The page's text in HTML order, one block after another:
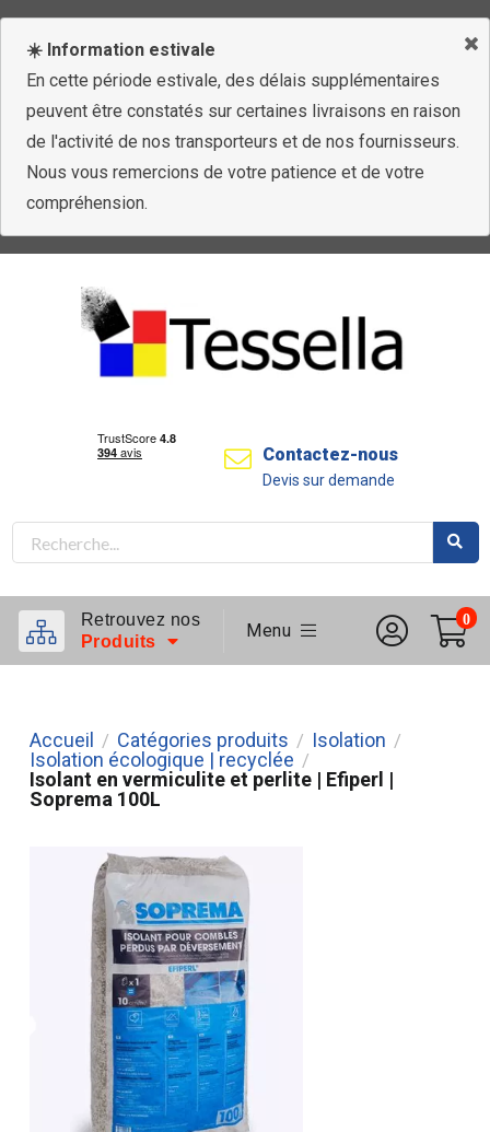
☀️ Information estivale
En cette période estivale, des délais supplémentaires
peuvent être constatés sur certaines livraisons en raison
de l'activité de nos transporteurs et de nos fournisseurs.
Nous vous remercions de votre patience et de votre
compréhension.
Contactez-nous
Devis sur demande
Retrouvez nos
Produits
Menu
0
Accueil / Catégories produits / Isolation /
Isolation écologique | recyclée /
Isolant en vermiculite et perlite | Efiperl |
Soprema 100L